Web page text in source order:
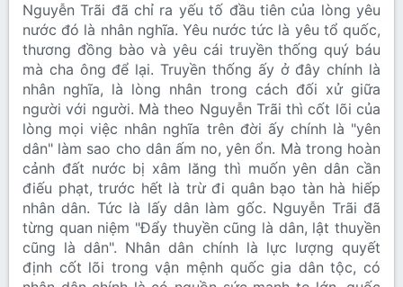
Nguyễn Trãi đã chỉ ra yếu tố đầu tiên của lòng yêu
nước đó là nhân nghĩa. Yêu nước tức là yêu tổ quốc,
thương đồng bào và yêu cái truyền thống quý báu
mà cha ông để lại. Truyền thống ấy ở đây chính là
nhân nghĩa, là lòng nhân trong cách đối xử giữa
người với người. Mà theo Nguyễn Trãi thì cốt lõi của
lòng mọi việc nhân nghĩa trên đời ấy chính là "yên
dân" làm sao cho dân ấm no, yên ổn. Mà trong hoàn
cảnh đất nước bị xâm lăng thì muốn yên dân cần
điếu phạt, trước hết là trừ đi quân bạo tàn hà hiếp
nhân dân. Tức là lấy dân làm gốc. Nguyễn Trãi đã
từng quan niệm "Đẩy thuyền cũng là dân, lật thuyền
cũng là dân". Nhân dân chính là lực lượng quyết
định cốt lõi trong vận mệnh quốc gia dân tộc, có